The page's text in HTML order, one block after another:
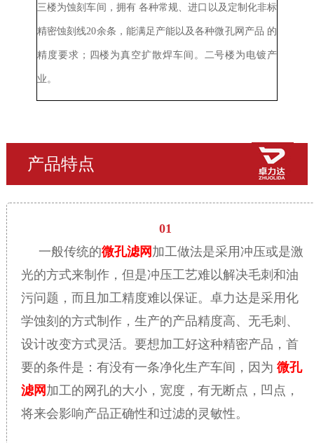
三楼为蚀刻车间，拥有 各种常规、进口以及定制化非标
精密蚀刻线20余条，能满足产能以及各种微孔网 产品 的
精度要求；四楼为真空扩散焊车间。二号楼为电镀产
业。
产品特点
01
一般传统的微孔滤网 加工做法是采用冲压或是激
光的方式来制作，但是冲压工艺难以解决毛刺和油
污问题，而且加工精度难以保证。卓力达是采用化
学蚀刻的方式制作，生产的产品精度高、无毛刺、
设计改变方式灵活。要想加工好这种精密产品，首
要的条件是：有没有一条净化生产车间，因为 微孔
滤网 加工的网孔的大小，宽度，有无断点，凹点，
将来会影响产品正确性和过滤的灵敏性。